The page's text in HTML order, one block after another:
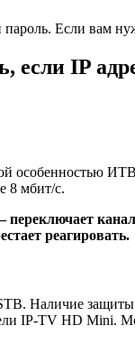
Если вам
если IP
ИТВ
8 мбит/с.
переключает
реагировать.
Наличие
IP-TV HD Mini.